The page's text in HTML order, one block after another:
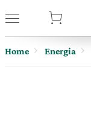
Home Energia